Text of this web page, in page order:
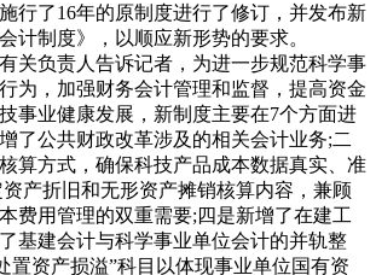
了16年的原制度进行了修订，并发布新
计制度》，以顺应新形势的要求。
负责人告诉记者，为进一步规范科学事
为，加强财务会计管理和监督，提高资金
事业健康发展，新制度主要在7个方面进
了公共财政改革涉及的相关会计业务;二
算方式，确保科技产品成本数据真实、准
产折旧和无形资产摊销核算内容，兼顾
费用管理的双重需要;四是新增了在建工
基建会计与科学事业单位会计的并轨整
置资产损溢”科目以体现事业单位国有资